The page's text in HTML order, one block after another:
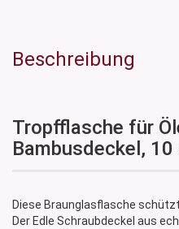
Beschreibung
Tropfflasche für
Bambusdeckel, 10
Diese Braunglasflasche
Der Edle Schraubdeckel aus